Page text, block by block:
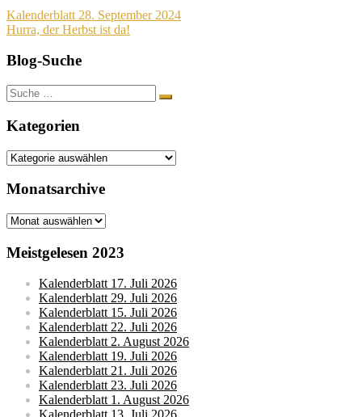
Beitragsnavigation
Kalenderblatt 28. September 2024
Hurra, der Herbst ist da!
Blog-Suche
Suche
nach:
Kategorien
Kategorien
Monatsarchive
Monatsarchive
Meistgelesen 2023
Kalenderblatt 17. Juli 2026
Kalenderblatt 29. Juli 2026
Kalenderblatt 15. Juli 2026
Kalenderblatt 22. Juli 2026
Kalenderblatt 2. August 2026
Kalenderblatt 19. Juli 2026
Kalenderblatt 21. Juli 2026
Kalenderblatt 23. Juli 2026
Kalenderblatt 1. August 2026